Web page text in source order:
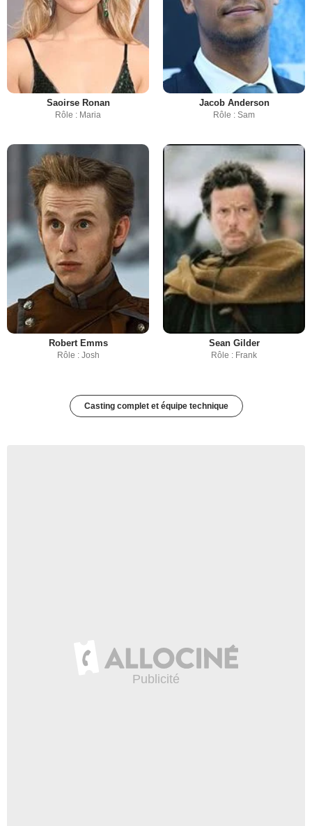
Saoirse Ronan
Rôle : Maria
Jacob Anderson
Rôle : Sam
Robert Emms
Rôle : Josh
Sean Gilder
Rôle : Frank
Casting complet et équipe technique